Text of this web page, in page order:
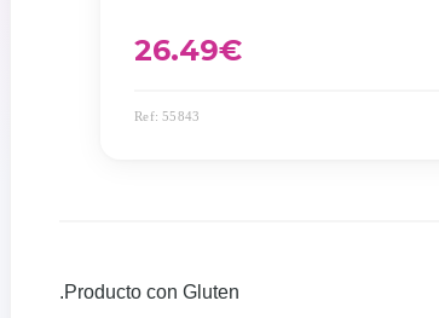
26.49€
Ref: 55843
.Producto con Gluten